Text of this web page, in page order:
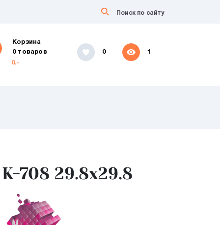
Корзина
0 товаров
0.-
0 1
K-708 29.8х29.8